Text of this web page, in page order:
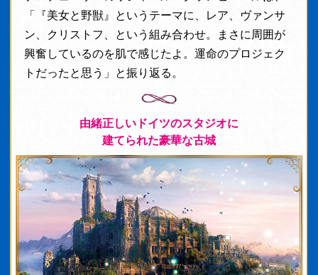
「『美女と野獣』というテーマに、レア、ヴァンサ
ン、クリストフ、という組み合わせ。まさに周囲が
興奮しているのを肌で感じたよ。運命のプロジェク
トだったと思う」と振り返る。
由緒正しいドイツのスタジオに
建てられた豪華な古城